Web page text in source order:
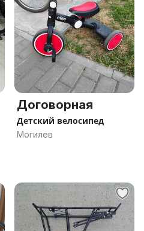
Договорная
Детский велосипед
Могилев